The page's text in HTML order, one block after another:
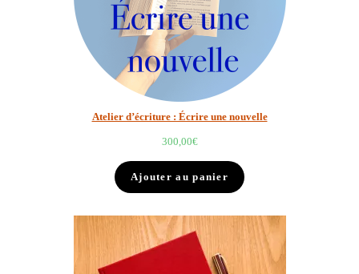
Atelier d’écriture : Écrire une nouvelle
300,00€
Ajouter au panier